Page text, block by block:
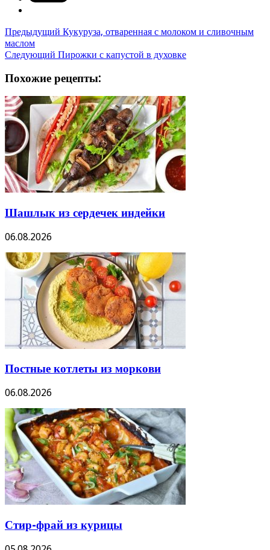
Предыдущий Кукуруза, отваренная с молоком и сливочным
маслом
Следующий Пирожки с капустой в духовке
Похожие рецепты:
Шашлык из сердечек индейки
06.08.2026
Постные котлеты из моркови
06.08.2026
Стир-фрай из курицы